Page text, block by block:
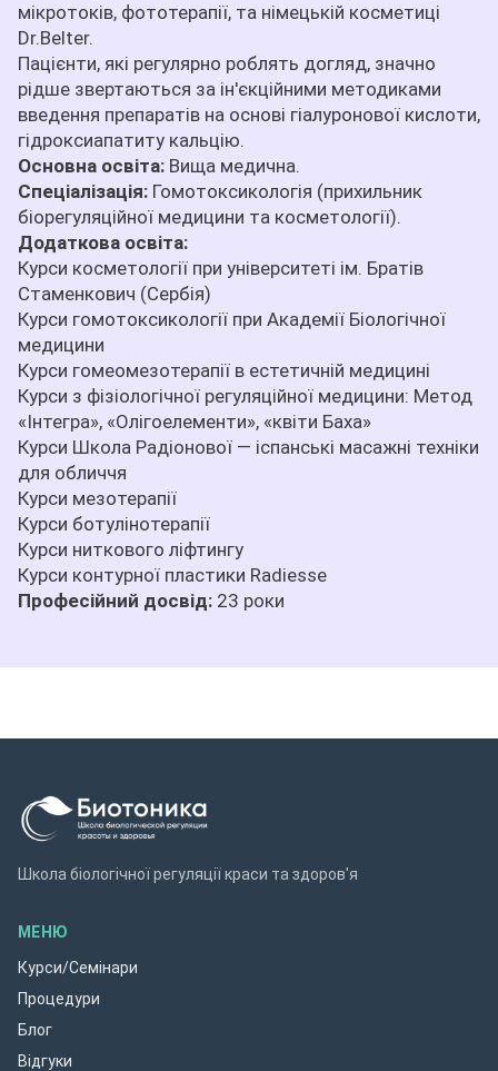
мікротоків, фототерапії, та німецькій косметиці
Dr.Belter.
Пацієнти, які регулярно роблять догляд, значно
рідше звертаються за ін'єкційними методиками
введення препаратів на основі гіалуронової кислоти,
гідроксиапатиту кальцію.
Основна освіта: Вища медична.
Спеціалізація: Гомотоксикологія (прихильник
біорегуляційної медицини та косметології).
Додаткова освіта:
Курси косметології при університеті ім. Братів
Стаменкович (Сербія)
Курси гомотоксикології при Академії Біологічної
медицини
Курси гомеомезотерапії в естетичній медицині
Курси з фізіологічної регуляційної медицини: Метод
«Інтегра», «Олігоелементи», «квіти Баха»
Курси Школа Радіонової — іспанські масажні техніки
для обличчя
Курси мезотерапії
Курси ботулінотерапії
Курси ниткового ліфтингу
Курси контурної пластики Radiesse
Професійний досвід: 23 роки
Школа біологічної регуляції краси та здоров'я
МЕНЮ
Курси/Семінари
Процедури
Блог
Відгуки